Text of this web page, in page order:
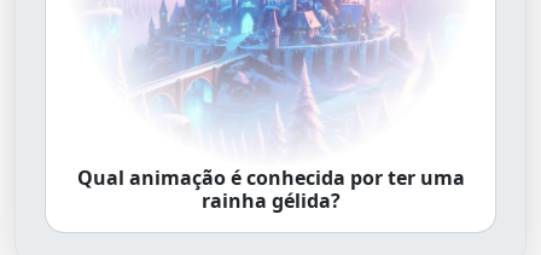
Qual animação é conhecida por ter uma
rainha gélida?